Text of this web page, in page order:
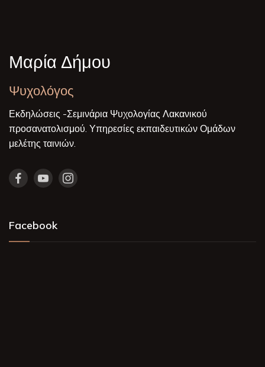
Μαρία Δήμου
Ψυχολόγος
Εκδηλώσεις -Σεμινάρια Ψυχολογίας Λακανικού
προσανατολισμού. Υπηρεσίες εκπαιδευτικών Ομάδων
μελέτης ταινιών.
Facebook